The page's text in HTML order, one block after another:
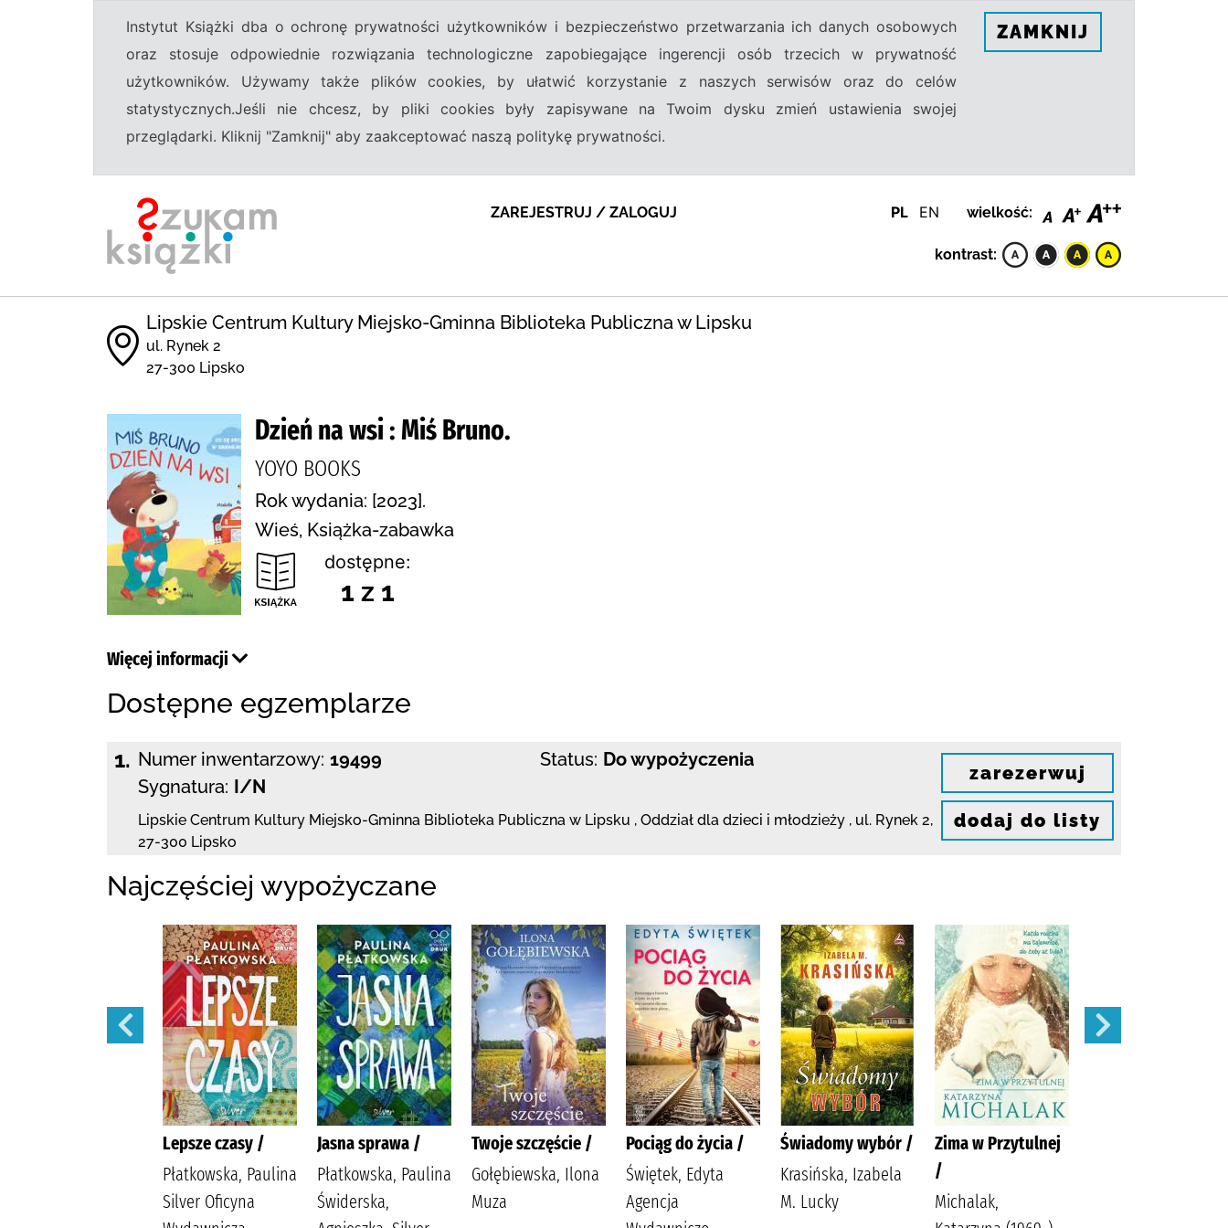
Instytut Książki dba o ochronę prywatności użytkowników i bezpieczeństwo przetwarzania ich danych osobowych
oraz stosuje odpowiednie rozwiązania technologiczne zapobiegające ingerencji osób trzecich w prywatność
użytkowników. Używamy także plików cookies, by ułatwić korzystanie z naszych serwisów oraz do celów
statystycznych.Jeśli nie chcesz, by pliki cookies były zapisywane na Twoim dysku zmień ustawienia swojej
przeglądarki. Kliknij "Zamknij" aby zaakceptować naszą politykę prywatności.
ZAMKNIJ
ZAREJESTRUJ / ZALOGUJ PL EN wielkość:
kontrast:
Lipskie Centrum Kultury Miejsko-Gminna Biblioteka Publiczna w Lipsku
ul. Rynek 2
27-300 Lipsko
Dzień na wsi : Miś Bruno.
YOYO BOOKS
Rok wydania: [2023].
Wieś, Książka-zabawka
dostępne:
1 z 1
Więcej informacji
Dostępne egzemplarze
1. Numer inwentarzowy: 19499
Sygnatura: I/N
Status: Do wypożyczenia
Lipskie Centrum Kultury Miejsko-Gminna Biblioteka Publiczna w Lipsku , Oddział dla dzieci i młodzieży , ul. Rynek 2,
27-300 Lipsko
zarezerwuj
dodaj do listy
Najczęściej wypożyczane
Lepsze czasy /
Płatkowska, Paulina
Silver Oficyna
Jasna sprawa /
Płatkowska, Paulina
Świderska,
Twoje szczęście /
Gołębiewska, Ilona
Muza
Pociąg do życia /
Świętek, Edyta
Agencja
Świadomy wybór /
Krasińska, Izabela
M. Lucky
Zima w Przytulnej
/
Michalak,